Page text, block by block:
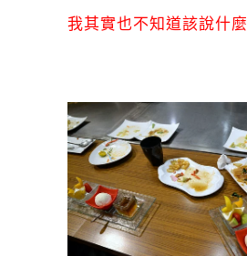
我其實也不知道該說什麼